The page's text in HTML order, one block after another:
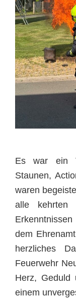
Es war ein
Staunen,
waren
alle kehrten
dem
herzliches
Feuerwehr
Herz, Geduld
einem